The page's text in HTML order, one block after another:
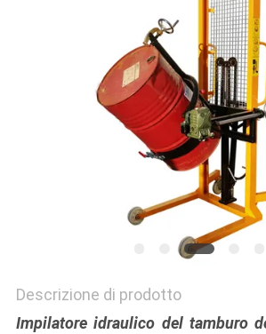
Descrizione di prodotto
Impilatore idraulico del tamburo